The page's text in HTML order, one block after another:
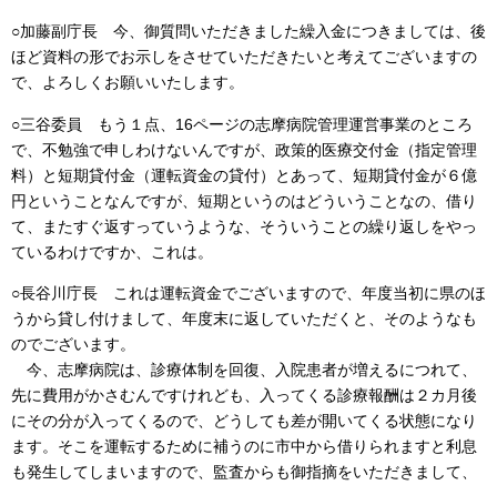
○加藤副庁長 今、御質問いただきました繰入金につきましては、後
ほど資料の形でお示しをさせていただきたいと考えてございますの
で、よろしくお願いいたします。
○三谷委員 もう１点、16ページの志摩病院管理運営事業のところ
で、不勉強で申しわけないんですが、政策的医療交付金（指定管理
料）と短期貸付金（運転資金の貸付）とあって、短期貸付金が６億
円ということなんですが、短期というのはどういうことなの、借り
て、またすぐ返すっていうような、そういうことの繰り返しをやっ
ているわけですか、これは。
○長谷川庁長 これは運転資金でございますので、年度当初に県のほ
うから貸し付けまして、年度末に返していただくと、そのようなも
のでございます。
今、志摩病院は、診療体制を回復、入院患者が増えるにつれて、
先に費用がかさむんですけれども、入ってくる診療報酬は２カ月後
にその分が入ってくるので、どうしても差が開いてくる状態になり
ます。そこを運転するために補うのに市中から借りられますと利息
も発生してしまいますので、監査からも御指摘をいただきまして、